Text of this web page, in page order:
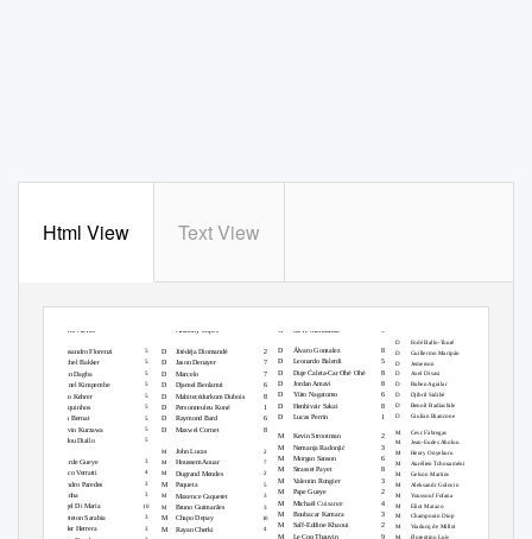
Html View Text View
PARIS SG LYON MARSEILLE MONACO
Keylor Navas G Steve Mandanda 9
D
D
D
D
D
D
D
D
Fodé Ballo-Touré
Guillermo Maripán
Jemerson
D
D
D
D
D
D
D
Álvaro Gonzalez
Leonardo Balerdi
Duje Ćaleta-Car Ohé Ohé
Jordan Amavi
8
5
8
8
6
8
1
5
5
5
5
5
5
5
5
5
Alessandro Florenzi
Mitchel Bakker
Colin Dagba
D
D
D
D
D
D
D
D
Jitédéja Diomandé
Jason Denayer
2
7
7
6
8
1
6
8
Axel Disasi
Marcelo
Ruben Aguilar
Djibril Sidibé
Presnel Kimpembe
Thilo Kehrer
Djamel Benlamri
Mabitecédurkom Dubois
Personneuleu Koné
Raymond Bard
Yūto Nagatomo
Henhivair Sakai
Lucas Perrin
Benoît Badiashile
Giulian Biancone
Marquinhos
Juan Bernat
Layvin Kurzawa
Abdou Diallo
Maxwel Cornet
M
M
M
M
M
M
M
M
M
M
M
Cesc Fàbregas
M
M
M
M
M
M
M
M
M
M
Kevin Strootman
Nemanja Radonjić
Morgan Sanson
Strasset Payet
2
3
Jean-Eudes Aholou
Henry Onyekuru
Aurélien Tchouaméni
Gelson Martins
Aleksandr Golovin
Youssouf Fofana
Eliot Matazo
M
M
M
2
7
John Lucas
6
3
4
Untirde Gueye
MarcoVerratti
Leandro Paredes
Rafinha
Houssem Aouar
Dugrand Mendes
Paqueta
8
2
Valentin Rongier
Pape Gueye
3
3 5
M
M
M
2
3 3
Maxence Caqueret
Bruno Guimarães
Chapo Depay
Rayan Cherki
MichaëlCuisance
Boubacar Kamara
Saîf-Eddine Khaoui
Le Coq Thauvin
4
10
3
Ángel Di María
Arreteton Sarabia
Ander Herrera
3
3
Champouin Diop
Viaducq de Millot
Florentino Luís
10
4
M
M
2
3
9